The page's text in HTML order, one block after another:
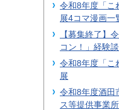
令和8年度「こ
展4コマ漫画一
【募集終了】
コン！」経験
令和8年度「こ
展
令和8年度酒田
ス等提供事業